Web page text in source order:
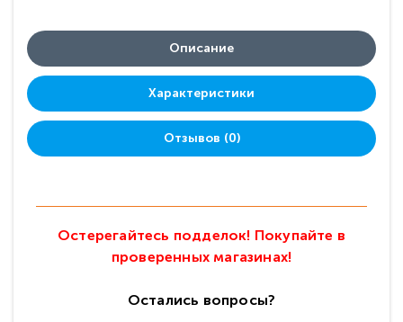
Описание
Характеристики
Отзывов (0)
Остерегайтесь подделок! Покупайте в
проверенных магазинах!
Остались вопросы?